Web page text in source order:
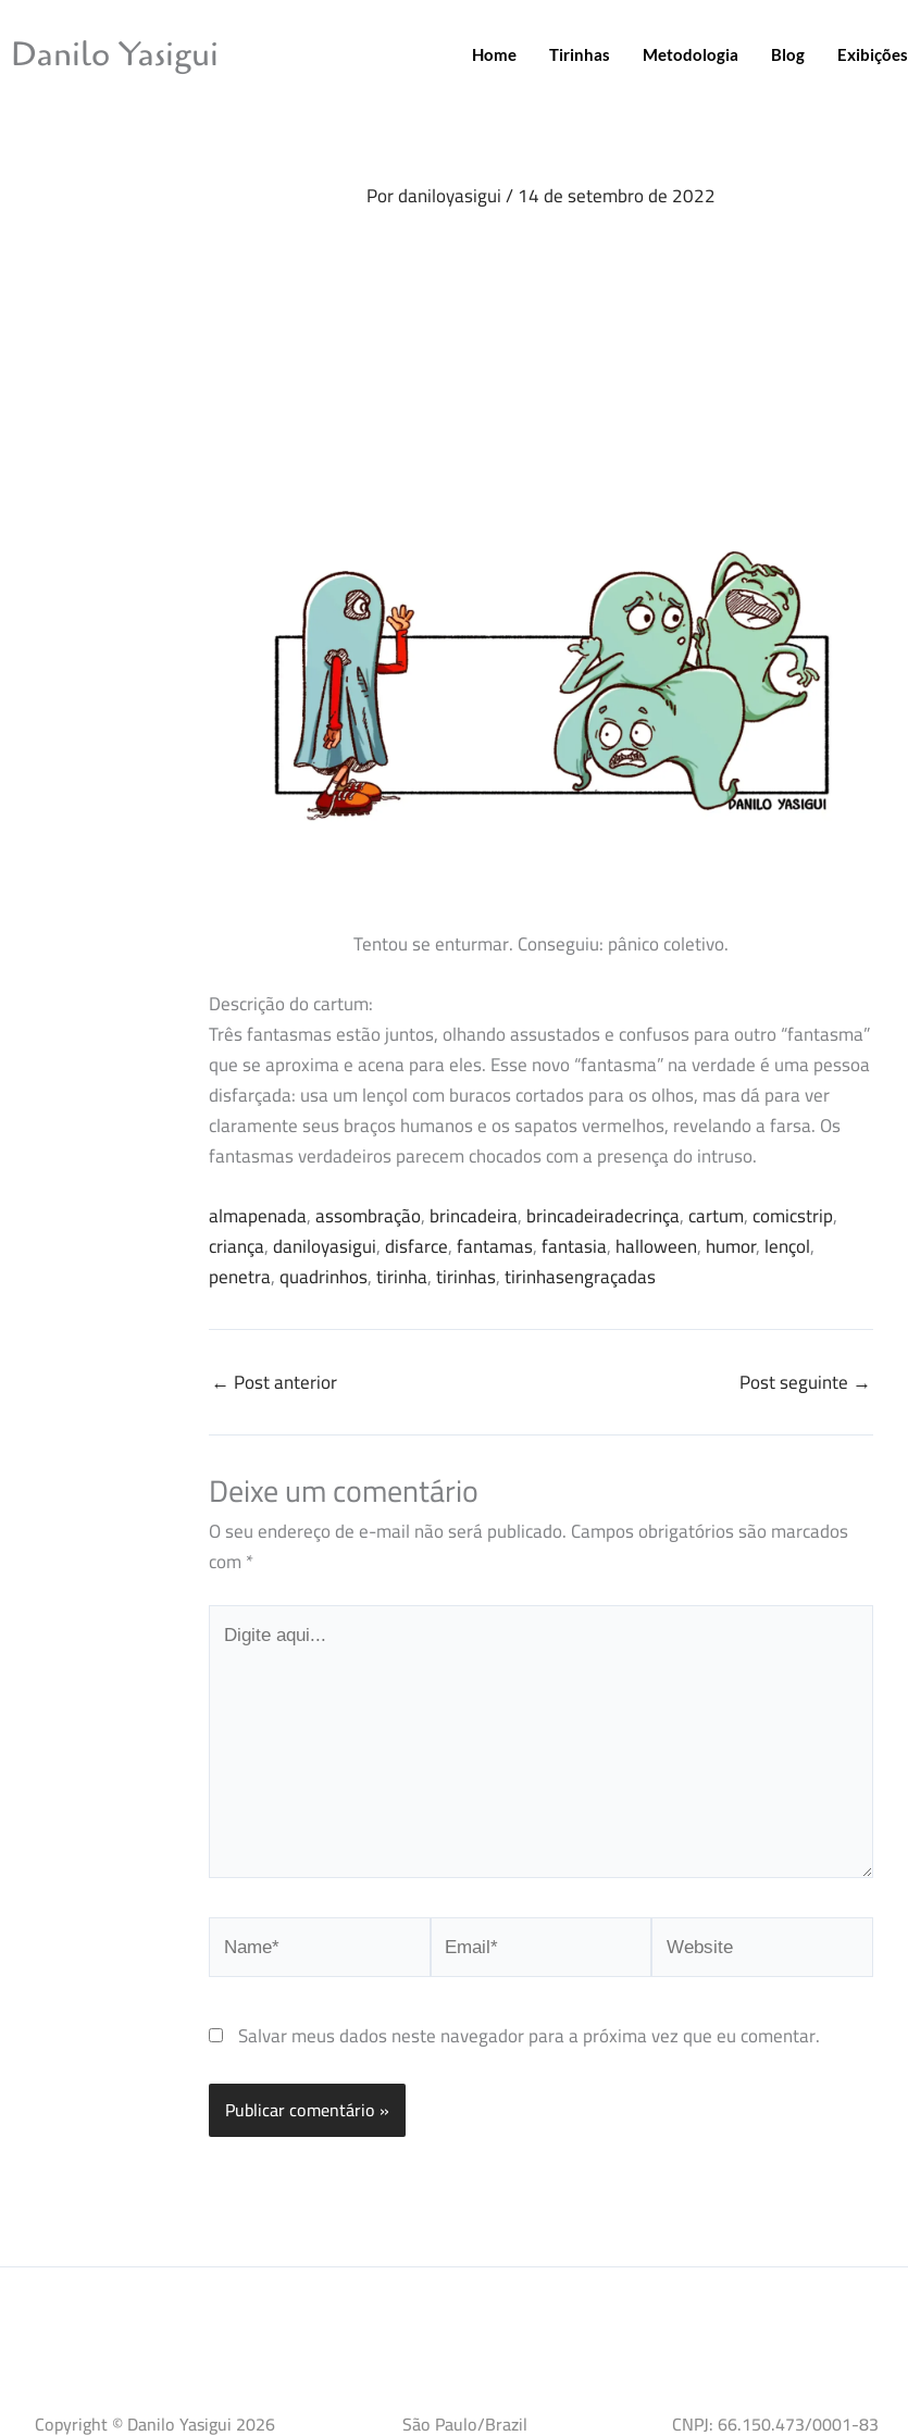
para
Danilo Yasigui Home Tirinhas Metodologia Blog Exibições
Pordaniloyasigui/14 de setembro de 2022
Tentou se enturmar. Conseguiu: pânico coletivo.
Descrição do cartum:
Três fantasmas estão juntos, olhando assustados e confusos para outro “fantasma”
que se aproxima e acena para eles. Esse novo “fantasma” na verdade é uma pessoa
disfarçada: usa um lençol com buracos cortados para os olhos, mas dá para ver
claramente seus braços humanos e os sapatos vermelhos, revelando a farsa. Os
fantasmas verdadeiros parecem chocados com a presença do intruso.
almapenada, assombração, brincadeira, brincadeiradecrinça, cartum, comicstrip
criança, daniloyasigui, disfarce, fantamas, fantasia, halloween, humor, lençol
penetra, quadrinhos, tirinha, tirinhas, tirinhasengraçadas
← Post anterior Post seguinte →
Deixe um comentário
O seu endereço de e-mail não será publicado.Campos obrigatórios são marcados
com*
Digite
aqui...
Name* Email* Website
Salvar meus dados neste navegador para a próxima vez que eu comentar.
Copyright © Danilo Yasigui 2026 São Paulo/Brazil CNPJ: 66.150.473/0001-83